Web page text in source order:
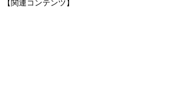
【関連コンテンツ】